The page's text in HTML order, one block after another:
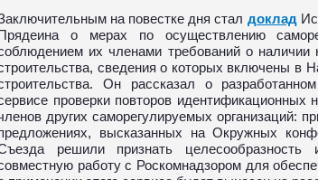
на повестке дня стал доклад
о мерах по осуществлению
их членами требований о наличии
сведения о которых включены в
Он рассказал о
проверки повторов
других саморегулируемых организаций:
высказанных на Окружных
решили признать целесообразность
работу с Роскомнадзором для